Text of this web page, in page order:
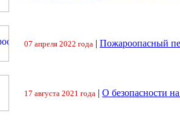
07 апреля 2022 года | Пожароопасный
17 августа 2021 года | О безопасности